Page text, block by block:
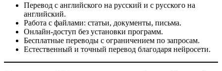
Перевод с английского на русский и с русского на
английский.
Работа с файлами: статьи, документы, письма.
Онлайн-доступ без установки программ.
Бесплатные переводы с ограничением по запросам.
Естественный и точный перевод благодаря нейросети.